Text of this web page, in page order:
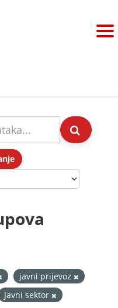
javni prijevoz
Javni sektor